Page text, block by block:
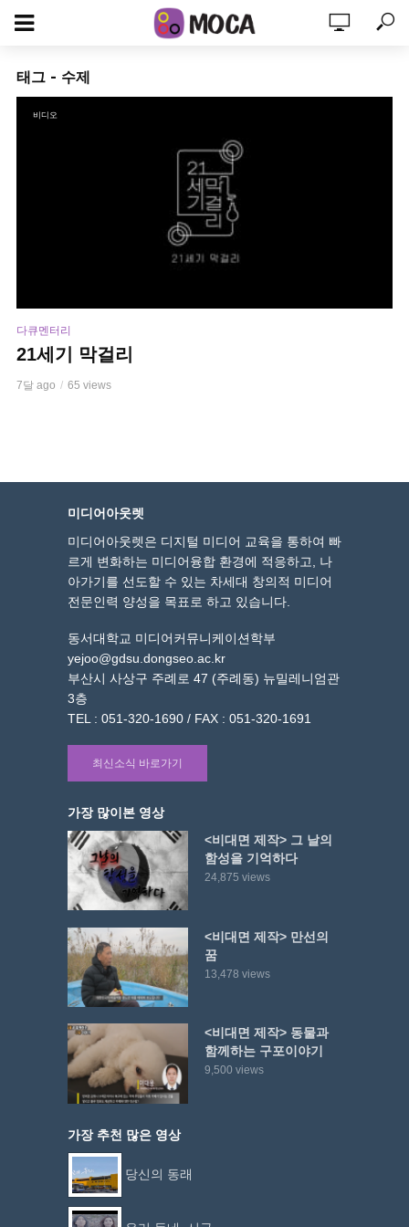
태그 - 수제
비디오
다큐멘터리
21세기 막걸리
7달 ago 65 views
미디어아웃렛
미디어아웃렛은 디지털 미디어 교육을 통하여 빠
르게 변화하는 미디어융합 환경에 적응하고, 나
아가기를 선도할 수 있는 차세대 창의적 미디어
전문인력 양성을 목표로 하고 있습니다.
동서대학교 미디어커뮤니케이션학부
yejoo@gdsu.dongseo.ac.kr
부산시 사상구 주례로 47 (주례동) 뉴밀레니엄관
3층
TEL : 051-320-1690 / FAX : 051-320-1691
최신소식 바로가기
가장 많이본 영상
<비대면 제작> 그 날의
함성을 기억하다
24,875 views
<비대면 제작> 만선의
꿈
13,478 views
<비대면 제작> 동물과
함께하는 구포이야기
9,500 views
가장 추천 많은 영상
당신의 동래